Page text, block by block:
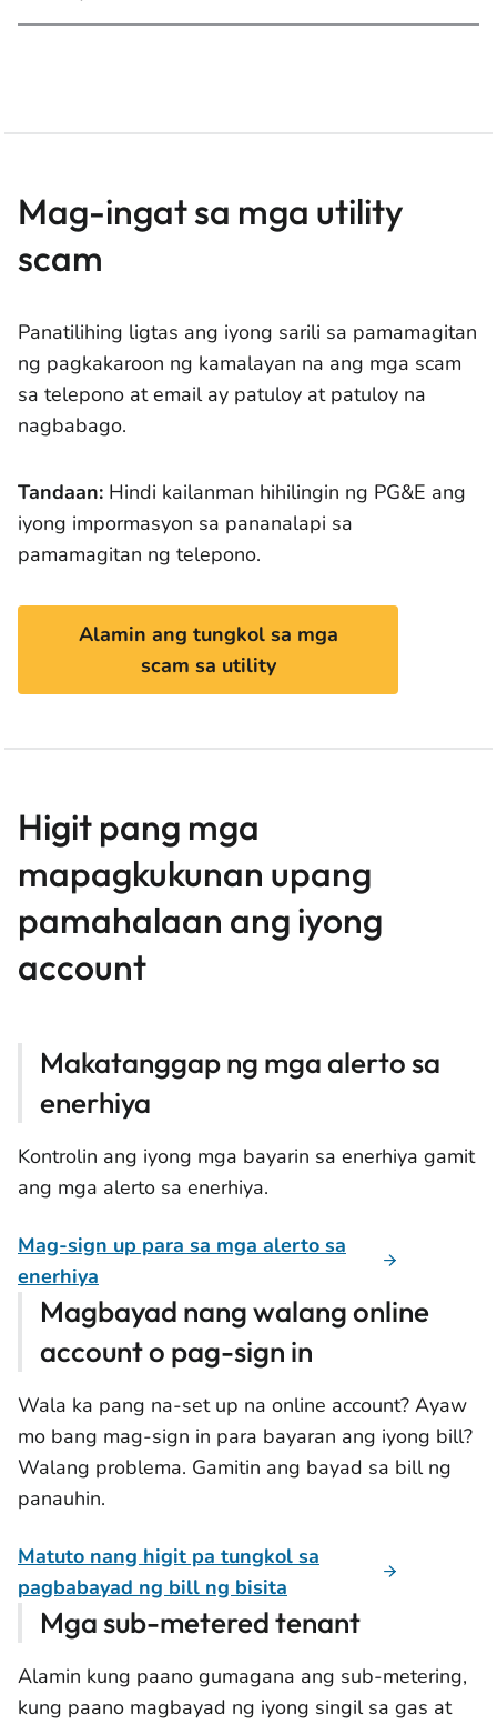
Mag-ingat sa mga utility
scam
Panatilihing ligtas ang iyong sarili sa pamamagitan
ng pagkakaroon ng kamalayan na ang mga scam
sa telepono at email ay patuloy at patuloy na
nagbabago.
Tandaan: Hindi kailanman hihilingin ng PG&E ang
iyong impormasyon sa pananalapi sa
pamamagitan ng telepono.
Alamin ang tungkol sa mga
scam sa utility
Higit pang mga
mapagkukunan upang
pamahalaan ang iyong
account
Makatanggap ng mga alerto sa
enerhiya
Kontrolin ang iyong mga bayarin sa enerhiya gamit
ang mga alerto sa enerhiya.
Mag-sign up para sa mga alerto sa
enerhiya
Magbayad nang walang online
account o pag-sign in
Wala ka pang na-set up na online account? Ayaw
mo bang mag-sign in para bayaran ang iyong bill?
Walang problema. Gamitin ang bayad sa bill ng
panauhin.
Matuto nang higit pa tungkol sa
pagbabayad ng bill ng bisita
Mga sub-metered tenant
Alamin kung paano gumagana ang sub-metering,
kung paano magbayad ng iyong singil sa gas at